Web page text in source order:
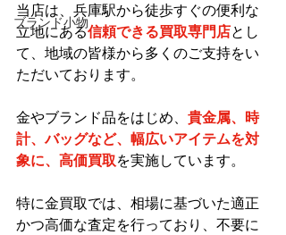
ブランド小物
当店は、兵庫駅から徒歩すぐの便利な
立地にある信頼できる買取専門店とし
て、地域の皆様から多くのご支持をい
ただいております。
金やブランド品をはじめ、 貴金属、時
計、バッグなど、幅広いアイテムを対
象に、高価買取を実施しています。
特に金買取では、相場に基づいた適正
かつ高価な査定を行っており、不要に